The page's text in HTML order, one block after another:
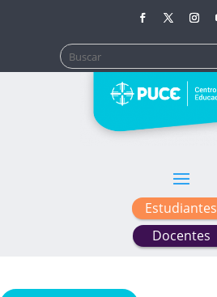
Buscar:
Estudiantes
Docentes